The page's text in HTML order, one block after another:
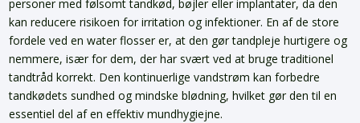
personer med følsomt tandkød, bøjler eller implantater, da den
kan reducere risikoen for irritation og infektioner. En af de store
fordele ved en water flosser er, at den gør tandpleje hurtigere og
nemmere, især for dem, der har svært ved at bruge traditionel
tandtråd korrekt. Den kontinuerlige vandstrøm kan forbedre
tandkødets sundhed og mindske blødning, hvilket gør den til en
essentiel del af en effektiv mundhygiejne.